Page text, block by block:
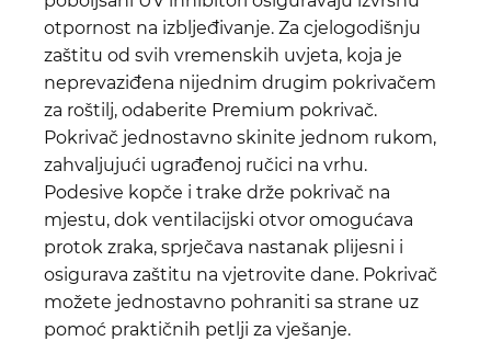
otpornost na izbljeđivanje. Za cjelogodišnju
zaštitu od svih vremenskih uvjeta, koja je
neprevaziđena nijednim drugim pokrivačem
za roštilj, odaberite Premium pokrivač.
Pokrivač jednostavno skinite jednom rukom,
zahvaljujući ugrađenoj ručici na vrhu.
Podesive kopče i trake drže pokrivač na
mjestu, dok ventilacijski otvor omogućava
protok zraka, sprječava nastanak plijesni i
osigurava zaštitu na vjetrovite dane. Pokrivač
možete jednostavno pohraniti sa strane uz
pomoć praktičnih petlji za vješanje.